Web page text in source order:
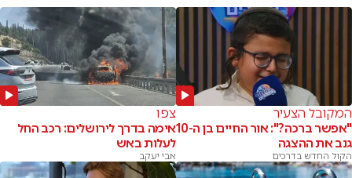
המקובל הצעיר
"אפשר ברכה?": אור החיים בן ה-10
גנב את ההצגה
הקול החדש בדרכים
צפו
אימה בדרך לירושלים: רכב החל
לעלות באש
אבי יעקב